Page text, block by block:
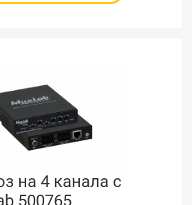
на 4 канала с
500765